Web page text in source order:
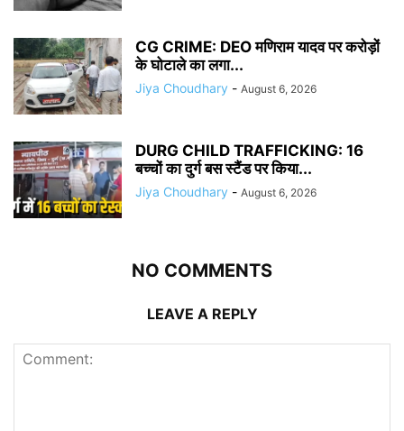
CG CRIME: DEO मणिराम यादव पर करोड़ों
के घोटाले का लगा...
Jiya Choudhary - August 6, 2026
DURG CHILD TRAFFICKING: 16
बच्चों का दुर्ग बस स्टैंड पर किया...
Jiya Choudhary - August 6, 2026
NO COMMENTS
LEAVE A REPLY